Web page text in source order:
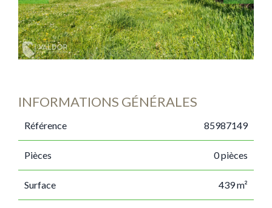
INFORMATIONS GÉNÉRALES
Référence 85987149
Pièces 0 pièces
Surface 439 m²